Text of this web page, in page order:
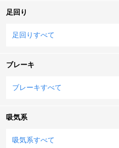
足回り
足回りすべて
ブレーキ
ブレーキすべて
吸気系
吸気系すべて